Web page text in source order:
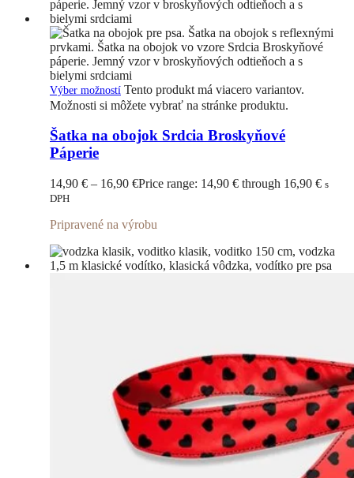
Výber možností Tento produkt má viacero variantov.
Možnosti si môžete vybrať na stránke produktu.
Šatka na obojok Srdcia Broskyňové
Páperie
14,90 € – 16,90 €Price range: 14,90 € through 16,90 € s
DPH
Pripravené na výrobu